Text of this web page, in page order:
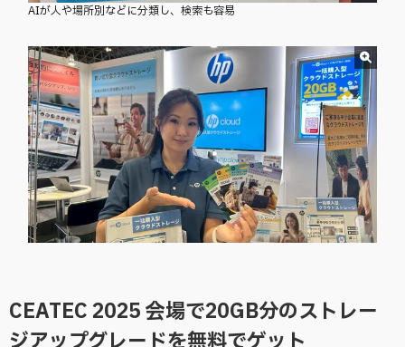
AIが人や場所別などに分類し、検索も容易
CEATEC 2025 会場で20GB分のストレー